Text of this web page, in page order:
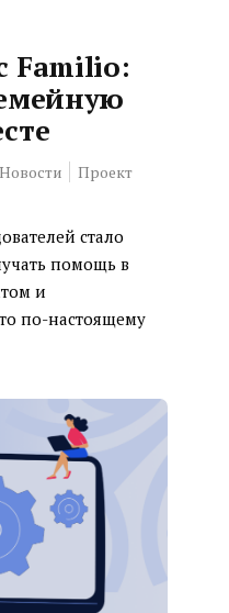
Familio:
Новости
Проект
стало
помощь в
и
по-настоящему